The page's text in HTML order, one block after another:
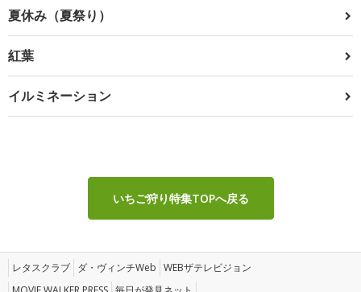
夏休み（夏祭り）
紅葉
イルミネーション
いちご狩り特集TOPへ戻る
レタスクラブ ダ・ヴィンチWeb WEBザテレビジョン